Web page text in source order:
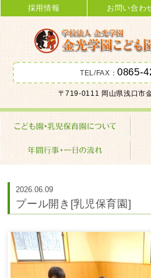
金光学園こども園･
法人 金光学園
採用情報 お問い合わ
TEL/FAX：0865-
〒719-0111 岡山県浅口市
2026.06.09
プール開き[乳児保育園]